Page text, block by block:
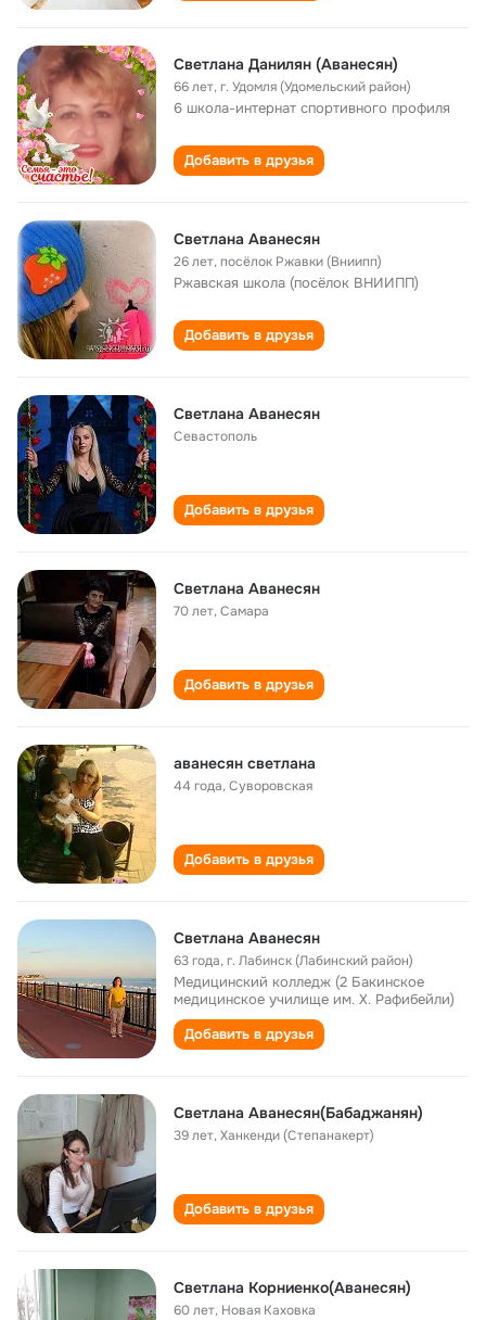
Светлана Данилян (Аванесян)
66 лет,г. Удомля (Удомельский район)
6 школа-интернат спортивного профиля
Добавить в друзья
Светлана Аванесян
26 лет,посёлок Ржавки (Вниипп)
Ржавская школа (посёлок ВНИИПП)
Добавить в друзья
Светлана Аванесян
Севастополь
Добавить в друзья
Светлана Аванесян
70 лет,Самара
Добавить в друзья
аванесян светлана
44 года,Суворовская
Добавить в друзья
Светлана Аванесян
63 года,г. Лабинск (Лабинский район)
Медицинский колледж (2 Бакинское
медицинское училище им. Х. Рафибейли)
Добавить в друзья
Светлана Аванесян(Бабаджанян)
39 лет,Ханкенди (Степанакерт)
Добавить в друзья
Светлана Корниенко(Аванесян)
60 лет, Новая Каховка